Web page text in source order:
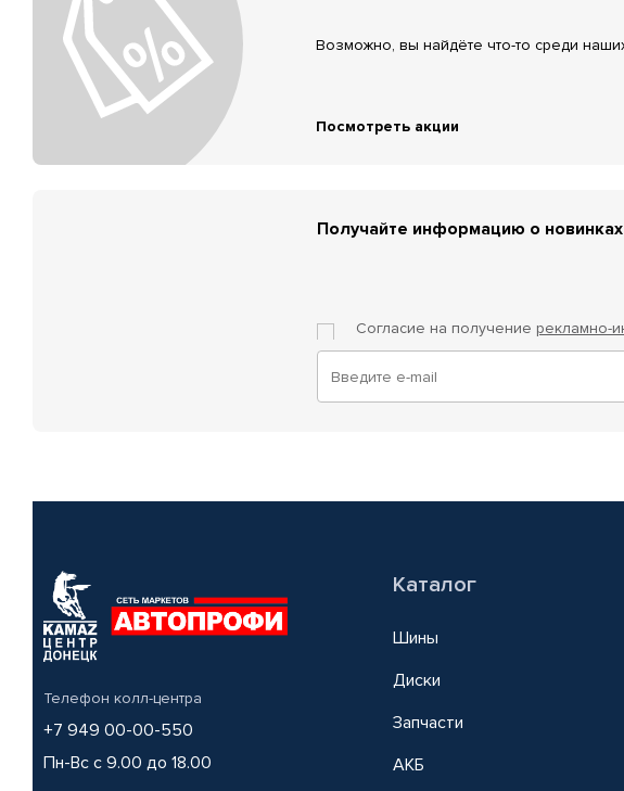
Возможно, вы найдёте что-то среди
Посмотреть акции
Получайте информацию о
Согласие на получение рекламно-
Телефон колл-центра
+7 949 00-00-550
Пн-Вс с 9.00 до 18.00
Каталог
Шины
Диски
Запчасти
АКБ